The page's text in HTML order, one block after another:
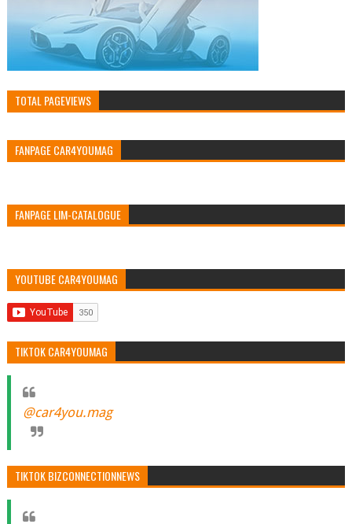
TOTAL PAGEVIEWS
FANPAGE CAR4YOUMAG
FANPAGE LIM-CATALOGUE
YOUTUBE CAR4YOUMAG
TIKTOK CAR4YOUMAG
@car4you.mag
TIKTOK BIZCONNECTIONNEWS